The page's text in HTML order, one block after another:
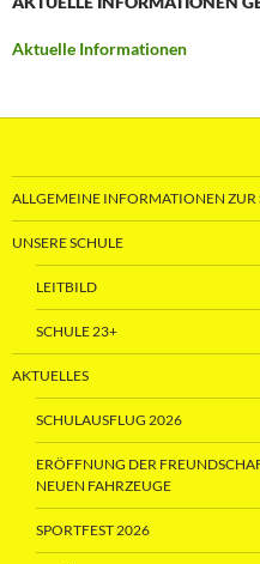
Aktuelle Informationen
ALLGEMEINE INFORMATIONEN ZUR
UNSERE SCHULE
LEITBILD
SCHULE 23+
AKTUELLES
SCHULAUSFLUG 2026
ERÖFFNUNG DER
NEUEN FAHRZEUGE
SPORTFEST 2026